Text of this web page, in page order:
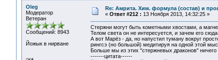
Oleg
Модератор
Ветеран
Сообщений: 8943
Йожык в нирване
Re: Амрита. Хим. формула (состав) и
« Ответ #212 : 13 Ноября 2013, 14:32:25 »
Стержни могут быть кометными хвостами, а
Телом света он не интересуется, и зачем его
А вот Марёз - да, но напустил туману вокруг
рингсэ (но большой) медитируя на одной этой
Больше мы из этих "стержневых драконов"
-------цитата------